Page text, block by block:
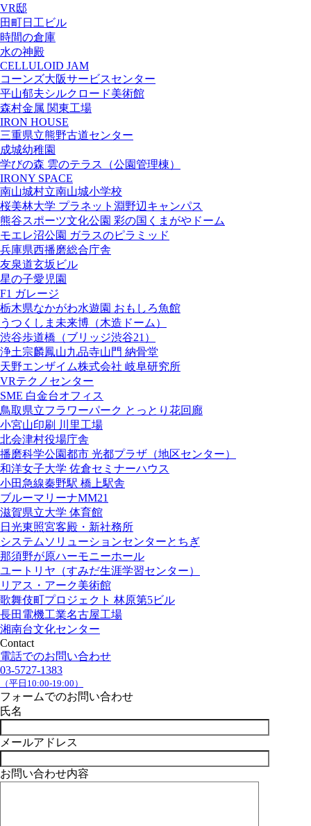
VR邸
田町日工ビル
時間の倉庫
水の神殿
CELLULOID JAM
コーンズ大阪サービスセンター
平山郁夫シルクロード美術館
森村金属 関東工場
IRON HOUSE
三重県立熊野古道センター
成城幼稚園
学びの森 雲のテラス（公園管理棟）
IRONY SPACE
南山城村立南山城小学校
桜美林大学 プラネット淵野辺キャンパス
熊谷スポーツ文化公園 彩の国くまがやドーム
モエレ沼公園 ガラスのピラミッド
兵庫県西播磨総合庁舎
友泉道玄坂ビル
星の子愛児園
F1 ガレージ
栃木県なかがわ水遊園 おもしろ魚館
うつくしま未来博（木造ドーム）
渋谷歩道橋（ブリッジ渋谷21）
浄土宗麟鳳山九品寺山門 納骨堂
天野エンザイム株式会社 岐阜研究所
VRテクノセンター
SME 白金台オフィス
鳥取県立フラワーパーク とっとり花回廊
小宮山印刷 川里工場
北会津村役場庁舎
播磨科学公園都市 光都プラザ（地区センター）
和洋女子大学 佐倉セミナーハウス
小田急線秦野駅 橋上駅舎
ブルーマリーナMM21
滋賀県立大学 体育館
日光東照宮客殿・新社務所
システムソリューションセンターとちぎ
那須野が原ハーモニーホール
ユートリヤ（すみだ生涯学習センター）
リアス・アーク美術館
歌舞伎町プロジェクト 林原第5ビル
長田電機工業名古屋工場
湘南台文化センター
Contact
電話でのお問い合わせ
03-5727-1383
（平日10:00-19:00）
フォームでのお問い合わせ
氏名
メールアドレス
お問い合わせ内容